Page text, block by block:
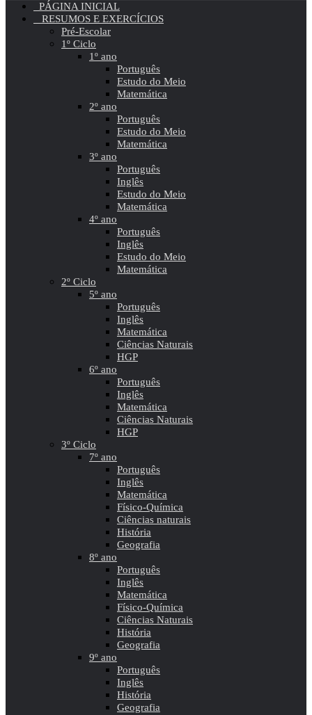
PÁGINA INICIAL
RESUMOS E EXERCÍCIOS
Pré-Escolar
1º Ciclo
1º ano
Português
Estudo do Meio
Matemática
2º ano
Português
Estudo do Meio
Matemática
3º ano
Português
Inglês
Estudo do Meio
Matemática
4º ano
Português
Inglês
Estudo do Meio
Matemática
2º Ciclo
5º ano
Português
Inglês
Matemática
Ciências Naturais
HGP
6º ano
Português
Inglês
Matemática
Ciências Naturais
HGP
3º Ciclo
7º ano
Português
Inglês
Matemática
Físico-Química
Ciências naturais
História
Geografia
8º ano
Português
Inglês
Matemática
Físico-Química
Ciências Naturais
História
Geografia
9º ano
Português
Inglês
História
Geografia